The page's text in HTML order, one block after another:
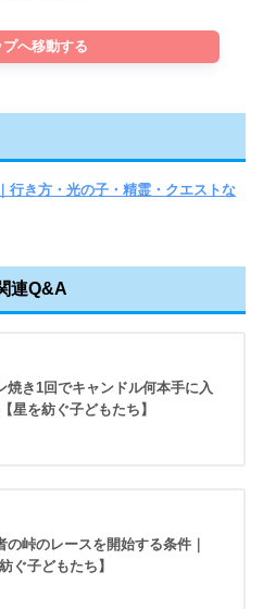
へ移動する
行き方・光の子・精霊・クエストな
連Q&A
焼き1回でキャンドル何本手に入
星を紡ぐ子どもたち】
の峠のレースを開始する条件｜
ぐ子どもたち】